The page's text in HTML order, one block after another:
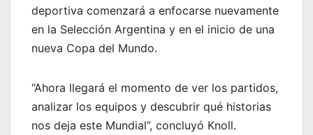
deportiva comenzará a enfocarse nuevamente
en la Selección Argentina y en el inicio de una
nueva Copa del Mundo.
“Ahora llegará el momento de ver los partidos,
analizar los equipos y descubrir qué historias
nos deja este Mundial”, concluyó Knoll.